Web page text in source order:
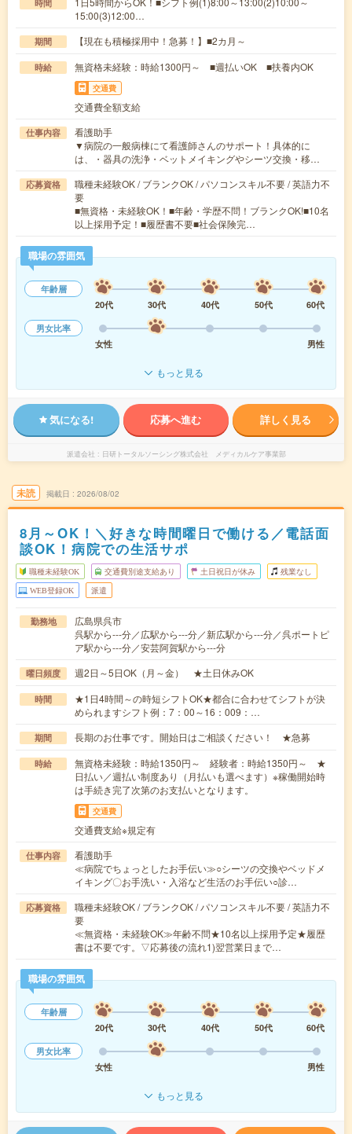
時間
15:00(3)12:00…
期間 【現在も積極採用中！急募！】■2カ月～
時給 無資格未経験：時給1300円～ ■週払いOK ■扶養内OK
交通費
交通費全額支給
仕事内容
看護助手
▼病院の一般病棟にて看護師さんのサポート！具体的に
は、・器具の洗浄・ベットメイキングやシーツ交換・移…
応募資格
職種未経験OK / ブランクOK / パソコンスキル不要 / 英語力不
要
■無資格・未経験OK！■年齢・学歴不問！ブランクOK!■10名
以上採用予定！■履歴書不要■社会保険完…
職場の雰囲気
年齢層
20代
30代 40代 50代
60代
男女比率
女性
男性
もっと見る
気になる! 応募へ進む 詳しく見る
派遣会社 日研トータルソーシング株式会社 メディカルケア事業部
未読 掲載日 2026/08/02
8月～OK！＼好きな時間曜日で働ける／電話面
談OK！病院での生活サポ
職種未経験OK 交通費別途支給あり 土日祝日が休み 残業なし
WEB登録OK 派遣
勤務地
広島県呉市
呉駅から---分／広駅から---分／新広駅から---分／呉ポートピ
ア駅から---分／安芸阿賀駅から---分
曜日頻度 週2日～5日OK（月～金） ★土日休みOK
時間
★1日4時間～の時短シフトOK★都合に合わせてシフトが決
められますシフト例：7：00～16：009：…
期間 長期のお仕事です。開始日はご相談ください！ ★急募
時給
無資格未経験：時給1350円～ 経験者：時給1350円～ ★
日払い／週払い制度あり（月払いも選べます）※稼働開始時
は手続き完了次第のお支払いとなります。
交通費
交通費支給※規定有
仕事内容
看護助手
≪病院でちょっとしたお手伝い≫○シーツの交換やベッドメ
イキング〇お手洗い・入浴など生活のお手伝い○診…
応募資格
職種未経験OK / ブランクOK / パソコンスキル不要 / 英語力不
要
≪無資格・未経験OK≫年齢不問★10名以上採用予定★履歴
書は不要です。▽応募後の流れ1)翌営業日まで…
職場の雰囲気
年齢層
20代
30代 40代 50代
60代
男女比率
女性
男性
もっと見る